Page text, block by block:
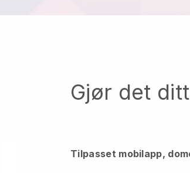
Gjør det
Tilpasset mobilapp,